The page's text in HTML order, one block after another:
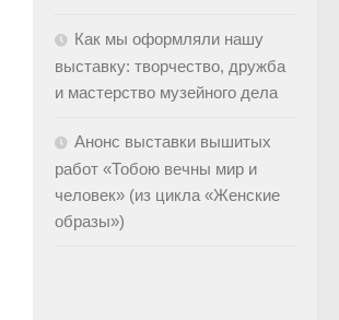
Как мы оформляли нашу
выставку: творчество, дружба
и мастерство музейного дела
Анонс выставки вышитых
работ «Тобою вечны мир и
человек» (из цикла «Женские
образы»)